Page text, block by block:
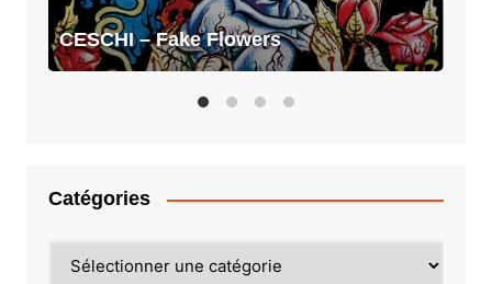
CESCHI – Fake Flowers
Catégories